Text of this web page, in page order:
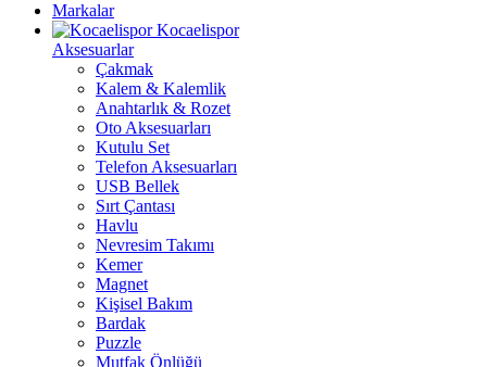
Markalar
Kocaelispor
Aksesuarlar
Çakmak
Kalem & Kalemlik
Anahtarlık & Rozet
Oto Aksesuarları
Kutulu Set
Telefon Aksesuarları
USB Bellek
Sırt Çantası
Havlu
Nevresim Takımı
Kemer
Magnet
Kişisel Bakım
Bardak
Puzzle
Mutfak Önlüğü